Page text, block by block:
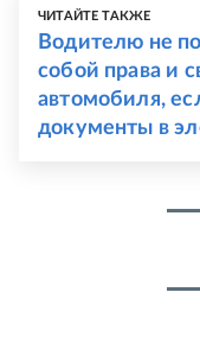
ЧИТАЙТЕ ТАКЖЕ
Водителю не
собой права и
автомобиля,
документы в